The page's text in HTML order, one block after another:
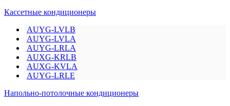
Кассетные кондиционеры
AUYG-LVLB
AUYG-LVLA
AUYG-LRLA
AUXG-KRLB
AUXG-KVLA
AUYG-LRLE
Напольно-потолочные кондиционеры